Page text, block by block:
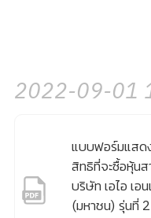
2022-09-01
แบบฟอร์มแสด
สิทธิที่จะซื้อหุ้น
บริษัท เอไอ เอ
(มหาชน) รุ่นที่